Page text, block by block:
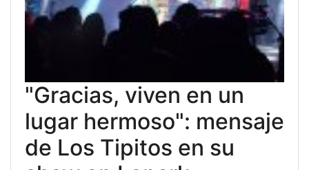
"Gracias, viven en un
lugar hermoso": mensaje
de Los Tipitos en su